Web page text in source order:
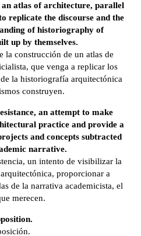
atlas of architecture, parallel
replicate the discourse and the
of historiography of
up by themselves.
la construcción de un atlas de
que venga a replicar los
la historiografía arquitectónica
construyen.
an attempt to make
practice and provide a
and concepts subtracted
narrative.
un intento de visibilizar la
proporcionar a
de la narrativa academicista, el
merecen.